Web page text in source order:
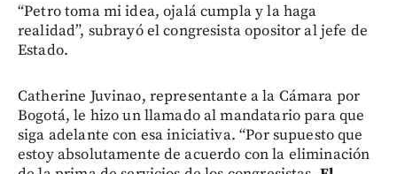
“Petro toma mi idea, ojalá cumpla y la haga
realidad”, subrayó el congresista opositor al jefe de
Estado.
Catherine Juvinao, representante a la Cámara por
Bogotá, le hizo un llamado al mandatario para que
siga adelante con esa iniciativa. “Por supuesto que
estoy absolutamente de acuerdo con la eliminación